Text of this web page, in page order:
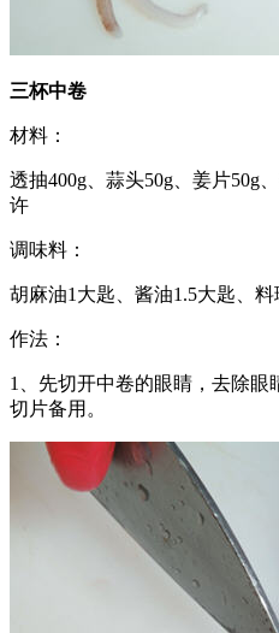
三杯中卷
材料：
透抽400g、蒜头50g、姜片50g
许
调味料：
胡麻油1大匙、酱油1.5大匙、
作法：
1、先切开中卷的眼睛，去除眼
切片备用。